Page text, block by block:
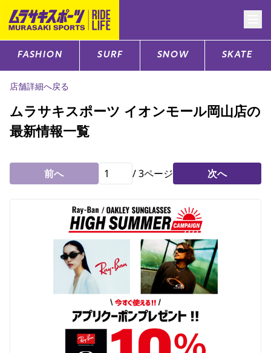
CATEGORY
サーフTOP
スノーTOP
CONTENTS
スタッフスナップ
SUPPORT
ご利用ガイド
会員ランク
店頭受取サービス
ギフトラッピング
アフターサポート
下取り保証について
FASHION SURF SNOW SKATE
店舗詳細へ戻る
ムラサキスポーツ イオンモール岡山店の
最新情報一覧
前へ /3ページ 次へ